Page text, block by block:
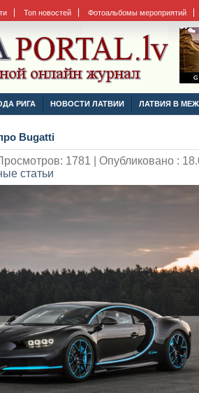
Топ новостей Фотоальбомы мероприятий
РИГА НОВОСТИ ЛАТВИИ ЛАТВИЯ В
Bugatti
1781 | Опубликовано :
статьи